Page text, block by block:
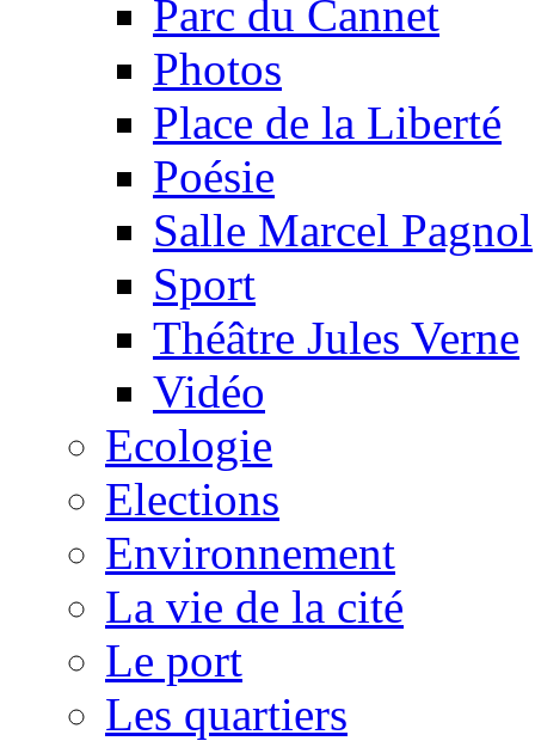
Parc du Cannet
Photos
Place de la Liberté
Poésie
Salle Marcel Pagnol
Sport
Théâtre Jules Verne
Vidéo
Ecologie
Elections
Environnement
La vie de la cité
Le port
Les quartiers